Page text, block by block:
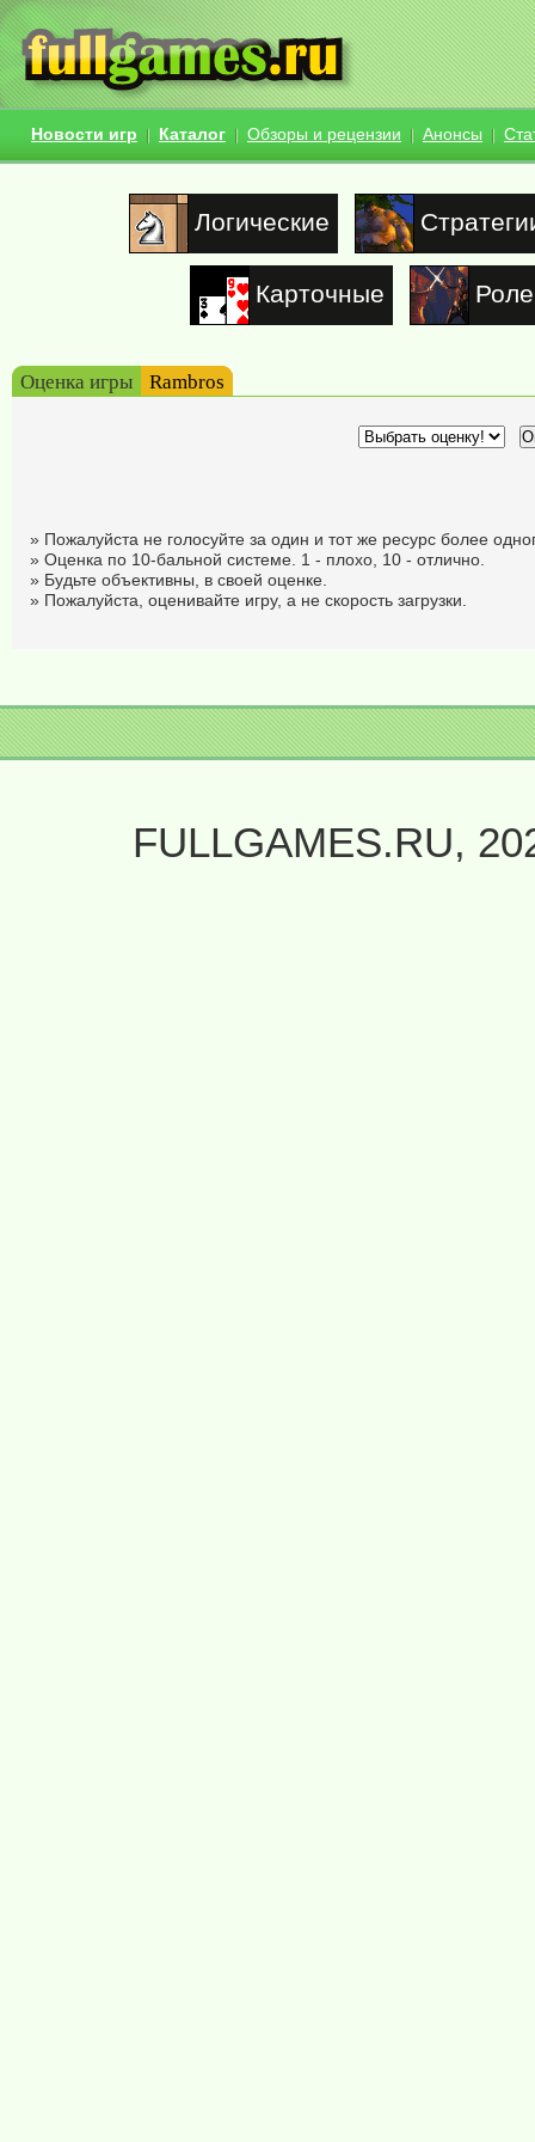
Новости игр Каталог Обзоры и рецензии Анонсы
Логические
Карточные
Оценка игры Rambros
» Пожалуйста не голосуйте за один и тот же ресурс более
» Оценка по 10-бальной системе. 1 - плохо, 10 - отлично.
» Будьте объективны, в своей оценке.
» Пожалуйста, оценивайте игру, а не скорость загрузки.
FULLGAMES.RU,